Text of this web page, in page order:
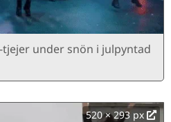
under snön i julpyntad
520 × 293 px